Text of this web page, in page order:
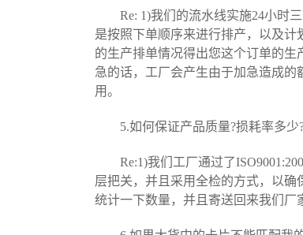
Re: 1)我们的流水线实施24小时三
是按照下单顺序来进行排产，以及
的生产排单情况得出您这个订单的
急的话，工厂会产生由于加急造成
用。
5.如何保证产品质量?损耗率多少
Re:1)我们工厂通过了
层把关，并且采用全检的方式，以确
统计一下数量，并且寄送回来我们厂